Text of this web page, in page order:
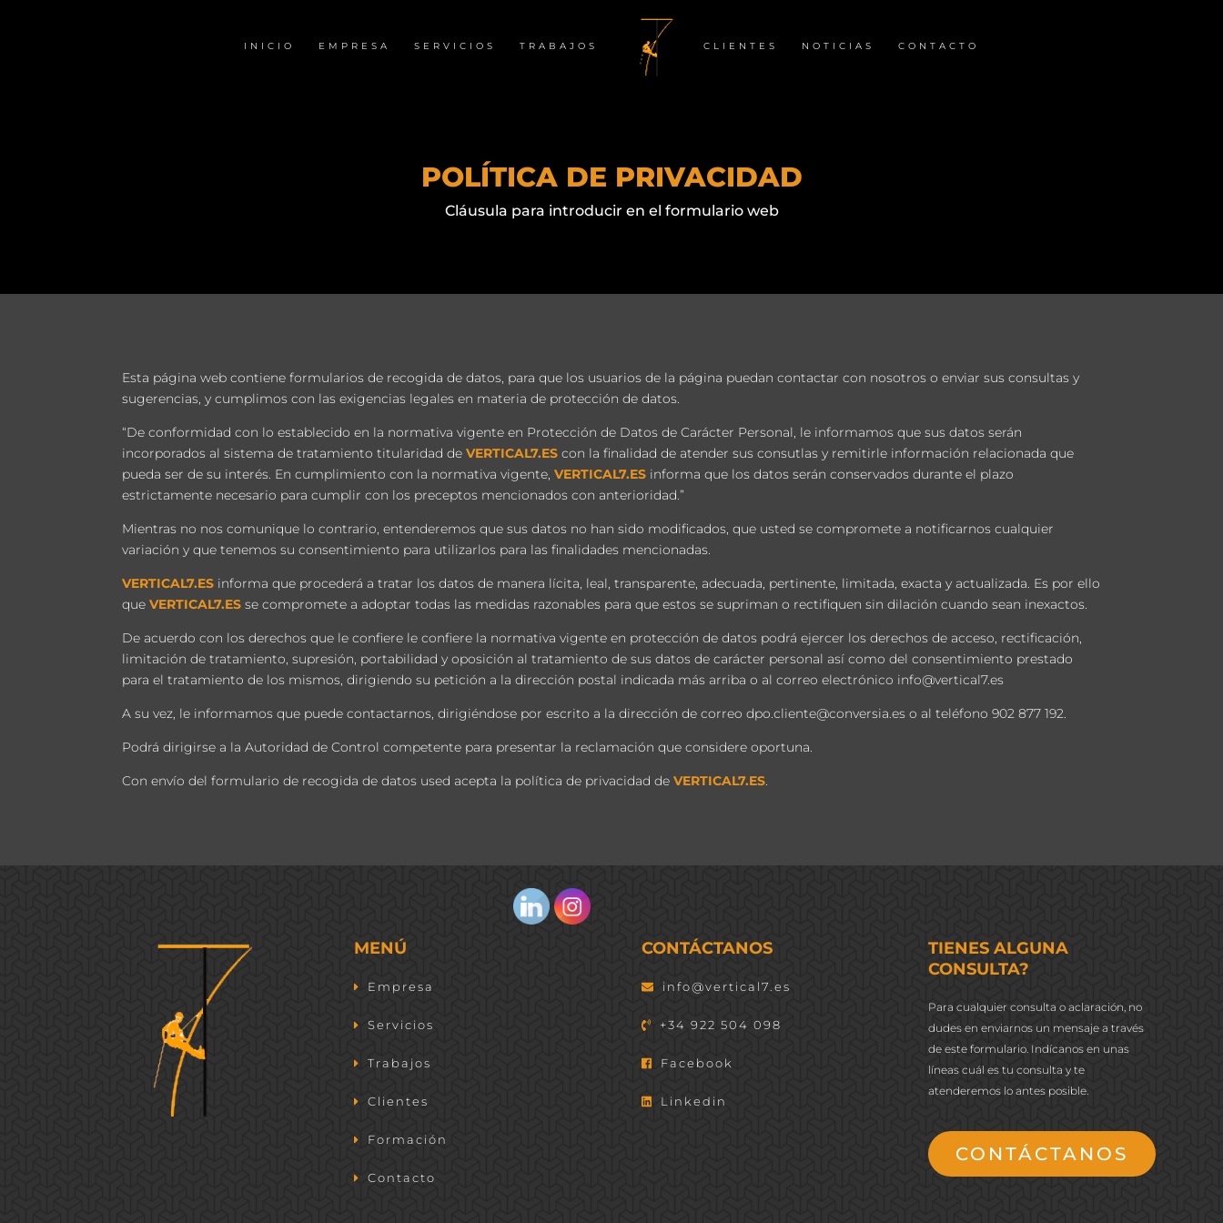
INICIO EMPRESA SERVICIOS TRABAJOS CLIENTES NOTICIAS CONTACTO
POLÍTICA DE PRIVACIDAD
Cláusula para introducir en el formulario web
Esta página web contiene formularios de recogida de datos, para que los usuarios de la página puedan contactar con nosotros o enviar sus consultas y
sugerencias, y cumplimos con las exigencias legales en materia de protección de datos.
“De conformidad con lo establecido en la normativa vigente en Protección de Datos de Carácter Personal, le informamos que sus datos serán
incorporados al sistema de tratamiento titularidad deVERTICAL7.ES con la finalidad de atender sus consutlas y remitirle información relacionada que
pueda ser de su interés. En cumplimiento con la normativa vigente,VERTICAL7.ES informa que los datos serán conservados durante el plazo
estrictamente necesario para cumplir con los preceptos mencionados con anterioridad.”
Mientras no nos comunique lo contrario, entenderemos que sus datos no han sido modificados, que usted se compromete a notificarnos cualquier
variación y que tenemos su consentimiento para utilizarlos para las finalidades mencionadas.
VERTICAL7.ES informa que procederá a tratar los datos de manera lícita, leal, transparente, adecuada, pertinente, limitada, exacta y actualizada. Es por ello
queVERTICAL7.ES se compromete a adoptar todas las medidas razonables para que estos se supriman o rectifiquen sin dilación cuando sean inexactos.
De acuerdo con los derechos que le confiere le confiere la normativa vigente en protección de datos podrá ejercer los derechos de acceso, rectificación,
limitación de tratamiento, supresión, portabilidad y oposición al tratamiento de sus datos de carácter personal así como del consentimiento prestado
para el tratamiento de los mismos, dirigiendo su petición a la dirección postal indicada más arriba o al correo electrónico info@vertical7.es
A su vez, le informamos que puede contactarnos, dirigiéndose por escrito a la dirección de correodpo.cliente@conversia.es o al teléfono902 877 192.
Podrá dirigirse a la Autoridad de Control competente para presentar la reclamación que considere oportuna.
Con envío del formulario de recogida de datos used acepta la política de privacidad deVERTICAL7.ES.
MENÚ
Empresa
Servicios
Trabajos
Clientes
Formación
Contacto
CONTÁCTANOS
info@vertical7.es
+34 922 504 098
Facebook
Linkedin
TIENES ALGUNA
CONSULTA?
Para cualquier consulta o aclaración, no
dudes en enviarnos un mensaje a través
de este formulario. Indícanos en unas
líneas cuál es tu consulta y te
atenderemos lo antes posible.
CONTÁCTANOS